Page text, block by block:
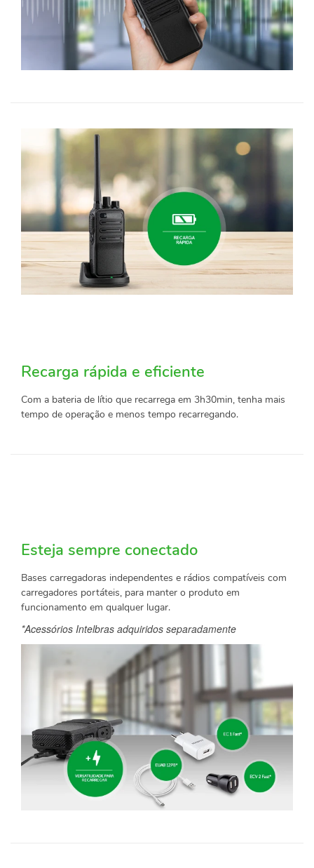
Recarga rápida e eficiente
Com a bateria de lítio que recarrega em 3h30min, tenha mais
tempo de operação e menos tempo recarregando.
Esteja sempre conectado
Bases carregadoras independentes e rádios compatíveis com
carregadores portáteis, para manter o produto em
funcionamento em qualquer lugar.
*Acessórios Intelbras adquiridos separadamente